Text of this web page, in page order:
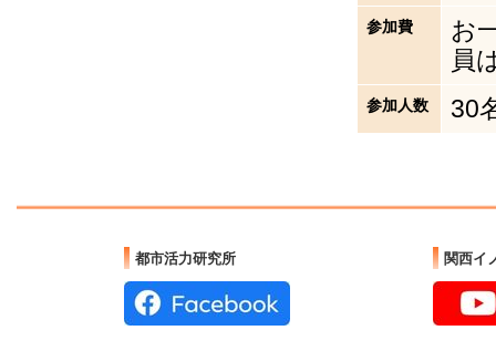
参加費
お
員
参加人数 30
都市活力研究所 関西イ